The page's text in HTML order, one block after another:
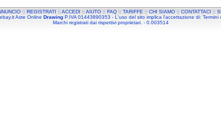
:: REGISTRATI :: ACCEDI :: AIUTO:: FAQ:: TARIFFE :: CHI SIAMO:: CONTATTACI ::
Aste Online DrawingP.IVA 01443890353 - L'uso del sito implica l'accettazione di: Termini
Marchi registrati dai rispettivi proprietari. - 0.003514